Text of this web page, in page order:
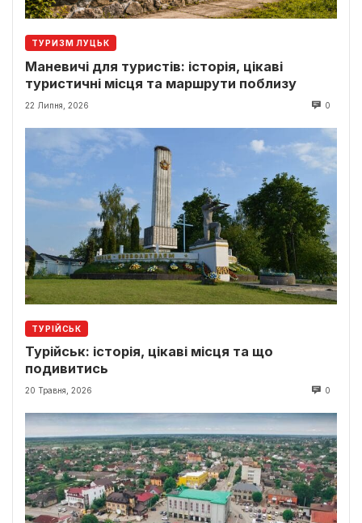
ТУРИЗМ ЛУЦЬК
Маневичі для туристів: історія, цікаві
туристичні місця та маршрути поблизу
22 Липня, 2026 0
ТУРІЙСЬК
Турійськ: історія, цікаві місця та що
подивитись
20 Травня, 2026 0